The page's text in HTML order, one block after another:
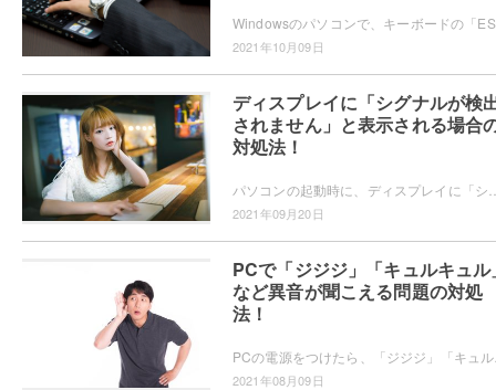
Windowsのパ
2021年10月09日
ディスプレイに「シグナルが検
されません」と表示される場合
対処法！
2021年09月20日
PCで「ジジジ」「キュルキュル
など異音が聞こえる問題の対処
法！
2021年08月09日